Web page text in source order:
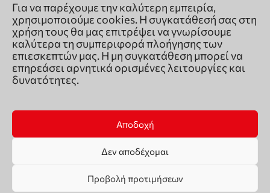
Για να παρέχουμε την καλύτερη εμπειρία,
χρησιμοποιούμε cookies. Η συγκατάθεσή σας στη
χρήση τους θα μας επιτρέψει να γνωρίσουμε
καλύτερα τη συμπεριφορά πλοήγησης των
επιεσκεπτών μας. Η μη συγκατάθεση μπορεί να
επηρεάσει αρνητικά ορισμένες λειτουργίες και
δυνατότητες.
Αποδοχή
Δεν αποδέχομαι
Προβολή προτιμήσεων